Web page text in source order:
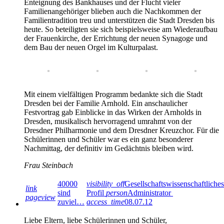
Enteignung des Bankhauses und der Flucht vieler
Familienangehöriger blieben auch die Nachkommen der
Familientradition treu und unterstützen die Stadt Dresden bis
heute. So beteiligten sie sich beispielsweise am Wiederaufbau
der Frauenkirche, der Errichtung der neuen Synagoge und
dem Bau der neuen Orgel im Kulturpalast.
Mit einem vielfältigen Programm bedankte sich die Stadt
Dresden bei der Familie Arnhold. Ein anschaulicher
Festvortrag gab Einblicke in das Wirken der Arnholds in
Dresden, musikalisch hervorragend umrahmt von der
Dresdner Philharmonie und dem Dresdner Kreuzchor. Für die
Schülerinnen und Schüler war es ein ganz besonderer
Nachmittag, der definitiv im Gedächtnis bleiben wird.
Frau Steinbach
link
pageview
40000
sind
zuviel…
visibility_offGesellschaftswissenschaftliches
Profil personAdministrator
access_time08.07.12
Liebe Eltern, liebe Schülerinnen und Schüler,